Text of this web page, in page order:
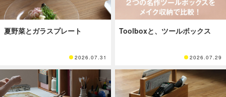
夏野菜とガラスプレート
2026.07.31
Toolboxと、ツールボックス
2026.07.29